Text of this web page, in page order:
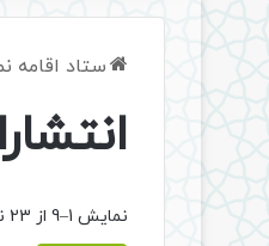
ستاد اقامه
نمایش 1–9 از 23 نتیجه